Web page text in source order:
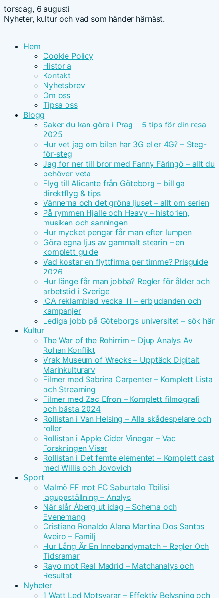
torsdag, 6 augusti
Nyheter, kultur och vad som händer härnäst.
Hem
Cookie Policy
Historia
Kontakt
Nyhetsbrev
Om oss
Tipsa oss
Blogg
Saker du kan göra i Prag – 5 tips för din resa
2025
Hur vet jag om bilen har 3G eller 4G? – Steg-
för-steg
Jag for ner till bror med Fanny Färingö – allt du
behöver veta
Flyg till Alicante från Göteborg – billiga
direktflyg & tips
Vännerna och det gröna ljuset – allt om serien
På rymmen Hjalle och Heavy – historien,
musiken och sanningen
Hur mycket pengar får man efter lumpen
Göra egna ljus av gammalt stearin – en
komplett guide
Vad kostar en flyttfirma per timme? Prisguide
2026
Hur länge får man jobba? Regler för ålder och
arbetstid i Sverige
ICA reklamblad vecka 11 – erbjudanden och
kampanjer
Lediga jobb på Göteborgs universitet – sök här
Kultur
The War of the Rohirrim – Djup Analys Av
Rohan Konflikt
Vrak Museum of Wrecks – Upptäck Digitalt
Marinkulturarv
Filmer med Sabrina Carpenter – Komplett Lista
och Streaming
Filmer med Zac Efron – Komplett filmografi
och bästa 2024
Rollistan i Van Helsing – Alla skådespelare och
roller
Rollistan i Apple Cider Vinegar – Vad
Forskningen Visar
Rollistan i Det femte elementet – Komplett cast
med Willis och Jovovich
Sport
Malmö FF mot FC Saburtalo Tbilisi
laguppställning – Analys
När slår Åberg ut idag – Schema och
Evenemang
Cristiano Ronaldo Alana Martina Dos Santos
Aveiro – Familj
Hur Lång Är En Innebandymatch – Regler Och
Tidsramar
Rayo mot Real Madrid – Matchanalys och
Resultat
Nyheter
1 Watt Led Motsvarar – Effektiv Belysning och